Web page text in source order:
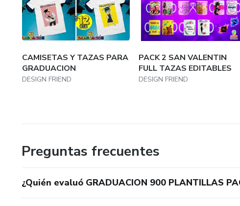
CAMISETAS Y TAZAS PARA
GRADUACION
DESIGN FRIEND
PACK 2 SAN VALENTIN
FULL TAZAS EDITABLES
DESIGN FRIEND
Preguntas frecuentes
¿Quién evaluó GRADUACION 900 PLANTILLAS